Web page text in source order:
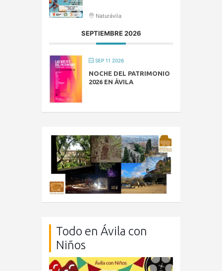
Naturávila
SEPTIEMBRE 2026
SEP 11 2026
NOCHE DEL PATRIMONIO
2026 EN ÁVILA
Todo en Ávila con
Niños